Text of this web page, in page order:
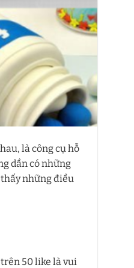
là công cụ hỗ
dần có những
những điều
50 like là vui